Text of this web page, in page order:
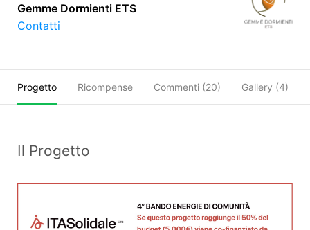
Gemme Dormienti ETS
Contatti
Progetto Ricompense Commenti (20) Gallery (4)
Il Progetto